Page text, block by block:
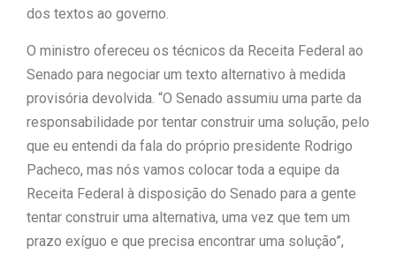
dos textos ao governo.
O ministro ofereceu os técnicos da Receita Federal ao
Senado para negociar um texto alternativo à medida
provisória devolvida. “O Senado assumiu uma parte da
responsabilidade por tentar construir uma solução, pelo
que eu entendi da fala do próprio presidente Rodrigo
Pacheco, mas nós vamos colocar toda a equipe da
Receita Federal à disposição do Senado para a gente
tentar construir uma alternativa, uma vez que tem um
prazo exíguo e que precisa encontrar uma solução”,